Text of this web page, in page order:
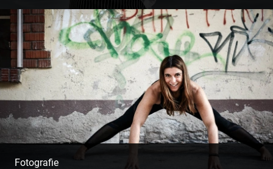
W.U.F.O. Food Orbiter | Event Gastronomie |
Catering Service | Essen & Trinken
Fotografie